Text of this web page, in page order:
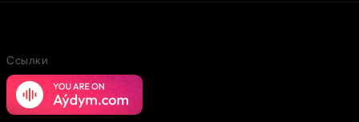
Ссылки